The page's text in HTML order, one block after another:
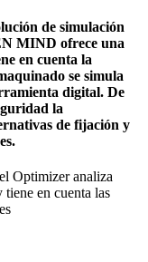
de simulación
MIND ofrece una
en cuenta la
se simula
digital. De
la
de fijación y